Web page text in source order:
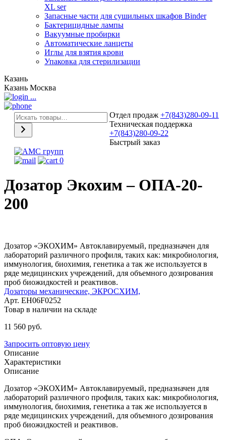
XL ser
Запасные части для сушильных шкафов Binder
Бактерицидные лампы
Вакуумные пробирки
Автоматические ланцеты
Иглы для взятия крови
Упаковка для стерилизации
Казань
Казань Москва
...
Отдел продаж +7(843)280-09-11
Техническая поддержка
+7(843)280-09-22
Быстрый заказ
0
Дозатор Экохим – ОПА-20-
200
Дозатор «ЭКОХИМ» Автоклавируемый, предназначен для
лабораторий различного профиля, таких как: микробиология,
иммунология, биохимия, генетика а так же используется в
ряде медицинских учреждений, для объемного дозирования
проб биожидкостей и реактивов.
Дозаторы механические, ЭКРОСХИМ,
Арт. EH06F0252
Товар в наличии на складе
11 560 руб.
Запросить оптовую цену
Описание
Характеристики
Описание
Дозатор «ЭКОХИМ» Автоклавируемый, предназначен для
лабораторий различного профиля, таких как: микробиология,
иммунология, биохимия, генетика а так же используется в
ряде медицинских учреждений, для объемного дозирования
проб биожидкостей и реактивов.